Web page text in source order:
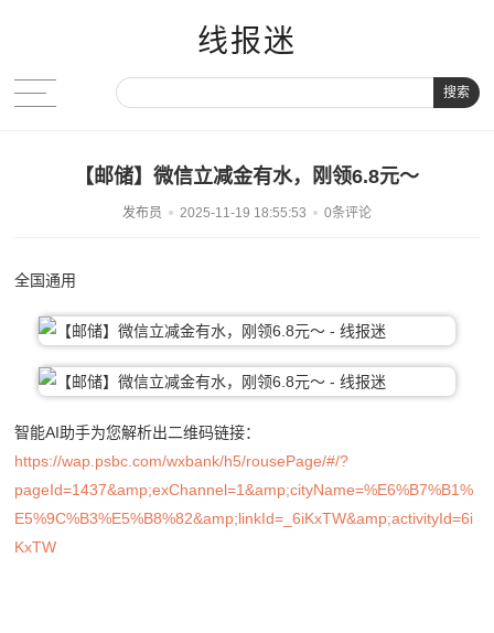
线报迷
搜索
【邮储】微信立减金有水，刚领6.8元～
发布员 2025-11-19 18:55:53 0条评论
全国通用
智能AI助手为您解析出二维码链接：
https://wap.psbc.com/wxbank/h5/rousePage/#/?
pageId=1437&amp;exChannel=1&amp;cityName=%E6%B7%B1%
E5%9C%B3%E5%B8%82&amp;linkId=_6iKxTW&amp;activityId=6i
KxTW